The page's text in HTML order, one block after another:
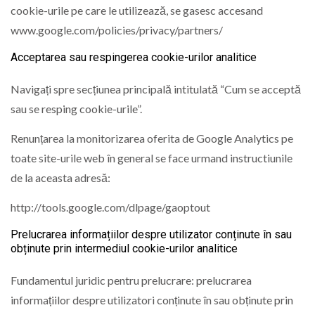
cookie-urile pe care le utilizează, se gasesc accesand
www.google.com/policies/privacy/partners/
Acceptarea sau respingerea cookie-urilor analitice
Navigați spre secțiunea principală intitulată “Cum se acceptă
sau se resping cookie-urile”.
Renunțarea la monitorizarea oferita de Google Analytics pe
toate site-urile web în general se face urmand instructiunile
de la aceasta adresă:
http://tools.google.com/dlpage/gaoptout
Prelucrarea informațiilor despre utilizator conținute în sau
obținute prin intermediul cookie-urilor analitice
Fundamentul juridic pentru prelucrare: prelucrarea
informațiilor despre utilizatori conținute în sau obținute prin